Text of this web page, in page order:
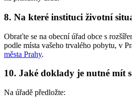
8. Na které instituci životní
Obraťte se na obecní úřad obce s
podle místa vašeho trvalého pobytu, v
města Prahy.
10. Jaké doklady je nutné mít s
Na úřadě předložte: